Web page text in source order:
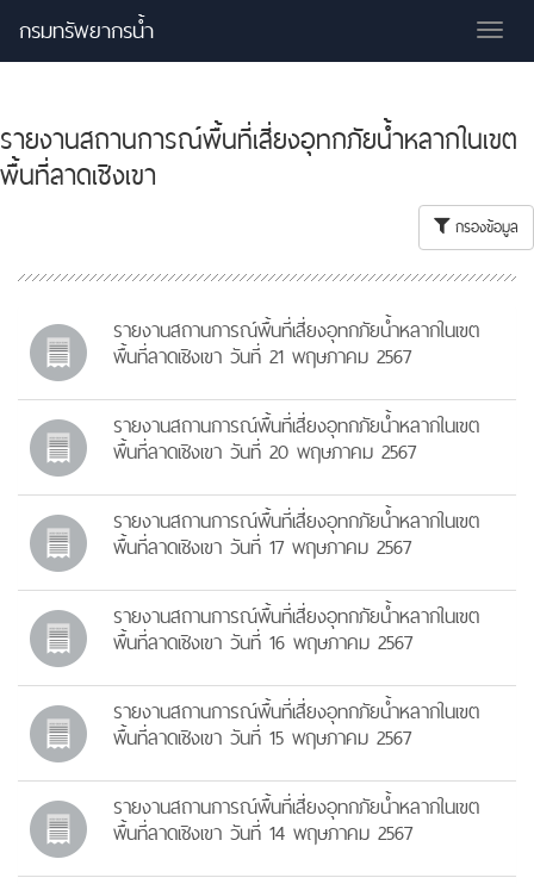
กรมทรัพยากรน้ำ
รายงานสถานการณ์พื้นที่เสี่ยงอุทกภัยน้ำหลากในเขต
พื้นที่ลาดเชิงเขา
กรองข้อมูล
รายงานสถานการณ์พื้นที่เสี่ยงอุทกภัยน้ำหลากในเขต
พื้นที่ลาดเชิงเขา วันที่ 21 พฤษภาคม 2567
รายงานสถานการณ์พื้นที่เสี่ยงอุทกภัยน้ำหลากในเขต
พื้นที่ลาดเชิงเขา วันที่ 20 พฤษภาคม 2567
รายงานสถานการณ์พื้นที่เสี่ยงอุทกภัยน้ำหลากในเขต
พื้นที่ลาดเชิงเขา วันที่ 17 พฤษภาคม 2567
รายงานสถานการณ์พื้นที่เสี่ยงอุทกภัยน้ำหลากในเขต
พื้นที่ลาดเชิงเขา วันที่ 16 พฤษภาคม 2567
รายงานสถานการณ์พื้นที่เสี่ยงอุทกภัยน้ำหลากในเขต
พื้นที่ลาดเชิงเขา วันที่ 15 พฤษภาคม 2567
รายงานสถานการณ์พื้นที่เสี่ยงอุทกภัยน้ำหลากในเขต
พื้นที่ลาดเชิงเขา วันที่ 14 พฤษภาคม 2567